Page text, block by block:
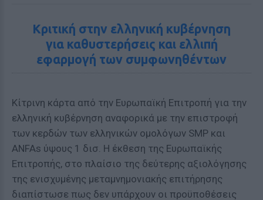
Κριτική στην ελληνική κυβέρνηση
για καθυστερήσεις και ελλιπή
εφαρμογή των συμφωνηθέντων
Κίτρινη κάρτα από την Ευρωπαϊκή Επιτροπή για την
ελληνική κυβέρνηση αναφορικά με την επιστροφή
των κερδών των ελληνικών ομολόγων SMP και
ANFAs ύψους 1 δισ. Η έκθεση της Ευρωπαϊκής
Επιτροπής, στο πλαίσιο της δεύτερης αξιολόγησης
της ενισχυμένης μεταμνημονιακής επιτήρησης
διαπίστωσε πως δεν υπάρχουν οι προϋποθέσεις